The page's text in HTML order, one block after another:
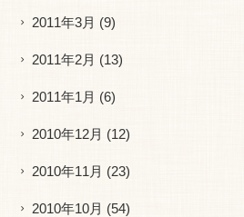
2011年3月 (9)
2011年2月 (13)
2011年1月 (6)
2010年12月 (12)
2010年11月 (23)
2010年10月 (54)